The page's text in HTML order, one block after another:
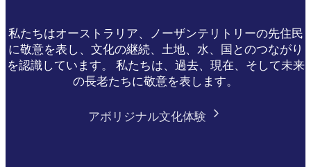
私たちはオーストラリア、ノーザンテリトリーの先住民
に敬意を表し、文化の継続、土地、水、国とのつながり
を認識しています。 私たちは、過去、現在、そして未来
の長老たちに敬意を表します。
アボリジナル文化体験